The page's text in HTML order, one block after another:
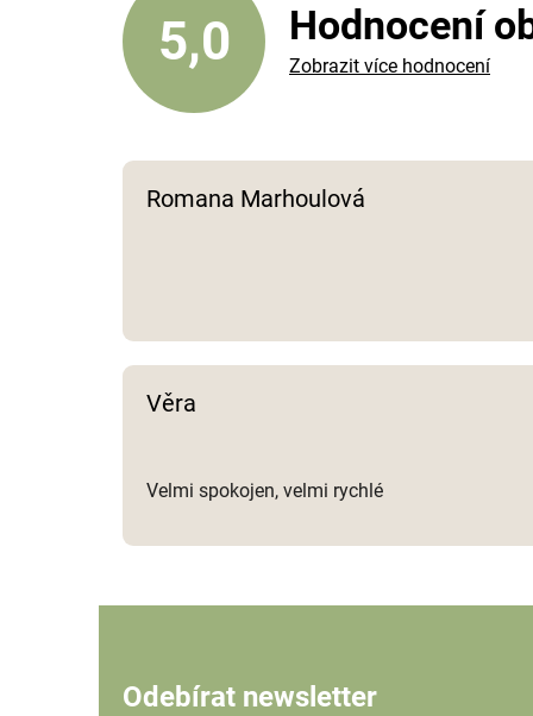
5,0 Hodnocení
Zobrazit více hodnocení
Romana Marhoulová
Věra
Velmi spokojen, velmi rychlé
Odebírat newsletter